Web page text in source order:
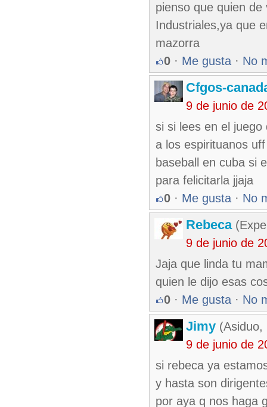
pienso que quien
Industriales,ya que
mazorra
0 · Me gusta · No
Cfgos-
9 de junio de
si si lees en el
a los espirituanos
baseball en cuba si
para felicitarla jjaja
0 · Me gusta · No
Rebeca
9 de junio de
Jaja que linda tu
quien le dijo esas
0 · Me gusta · No
Jimy (Asiduo,
9 de junio de
si rebeca ya
y hasta son
por aya q nos haga